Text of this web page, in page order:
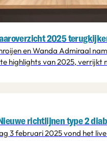
2025
en Wanda Admiraal
highlights van 2025, verrijkt
richtlijnen type 2
3 februari 2025 vond het live